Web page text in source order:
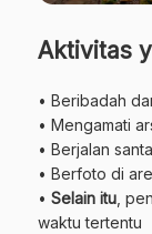
Aktivitas
• Beribadah
• Mengamati
• Berjalan
• Berfoto di
• Selain itu ,
waktu tertentu